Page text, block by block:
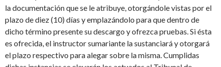
la documentación que se le atribuye, otorgándole vistas por el
plazo de diez (10) días y emplazándolo para que dentro de
dicho término presente su descargo y ofrezca pruebas. Si ésta
es ofrecida, el instructor sumariante la sustanciará y otorgará
el plazo respectivo para alegar sobre la misma. Cumplidas